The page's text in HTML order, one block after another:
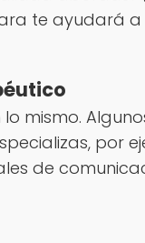
te ayudará
lo mismo.
de